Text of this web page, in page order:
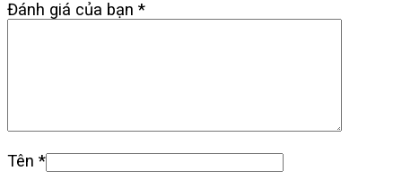
Đánh giá của bạn *
Tên *